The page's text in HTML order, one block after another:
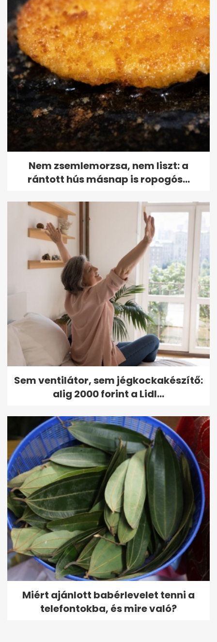
Nem zsemlemorzsa, nem liszt: a
rántott hús másnap is ropogós...
Sem ventilátor, sem jégkockakészítő:
alig 2000 forint a Lidl...
Miért ajánlott babérlevelet tenni a
telefontokba, és mire való?